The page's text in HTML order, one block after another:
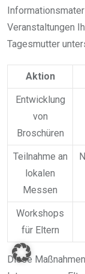
Veranstaltungen
Tagesmutter
Aktion
Entwicklung
von
Broschüren
Teilnahme an
lokalen
Messen
Workshops
für Eltern
Diese